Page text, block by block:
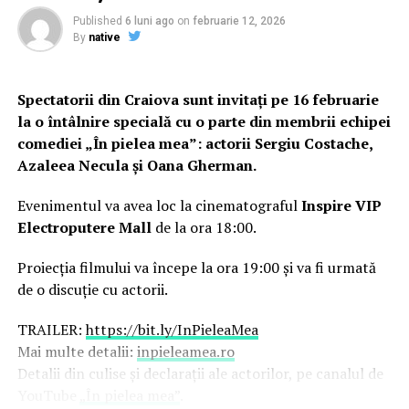
RELATED TOPICS:
UP NEXT
Decizia luată de SIMONA HALEP după despărțirea de
DON'T MISS
Situație FĂRĂ PRECEDENT în Franța: Oamenii nu au mai
putut SUPORTA! | DoljAZI
Published 6 luni ago on februarie 12, 2026
By native
Spectatorii din Craiova sunt invitați pe 16 februarie
la o întâlnire specială cu o parte din membrii echipei
comediei „În pielea mea”: actorii Sergiu Costache,
Azaleea Necula și Oana Gherman.
Evenimentul va avea loc la cinematografulInspire VIP
Electroputere Mall de la ora 18:00.
Proiecția filmului va începe la ora 19:00 și va fi urmată
de o discuție cu actorii.
TRAILER:https://bit.ly/InPieleaMea
Mai multe detalii: inpieleamea.ro
Detalii din culise și declarații ale actorilor, pe canalul de